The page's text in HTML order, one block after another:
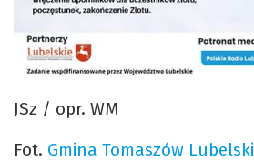
JSz / opr. WM
Fot. Gmina Tomaszów Lubelski